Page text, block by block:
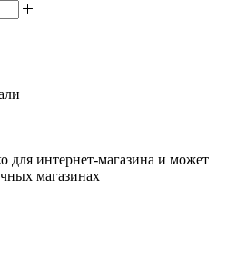
для интернет-магазина и может
магазинах